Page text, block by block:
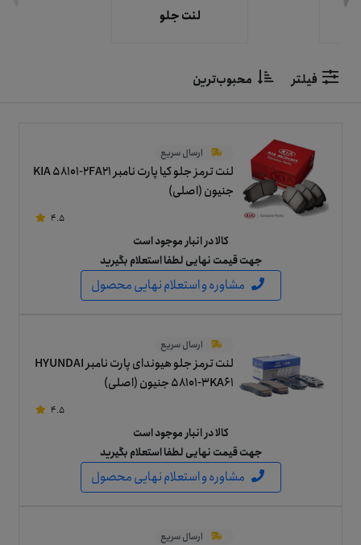
لنت جلو
فیلتر محبوب‌ترین
ارسال سریع
لنت ترمز جلو کیا پارت نامبر KIA 58101-2FA21
جنیون (اصلی)
4.5
کالا در انبار موجود است
جهت قیمت نهایی لطفا استعلام بگیرید
مشاوره و استعلام نهایی محصول
ارسال سریع
لنت ترمز جلو هیوندای پارت نامبر HYUNDAI
58101-3KA61 جنیون (اصلی)
4.5
کالا در انبار موجود است
جهت قیمت نهایی لطفا استعلام بگیرید
مشاوره و استعلام نهایی محصول
ارسال سریع